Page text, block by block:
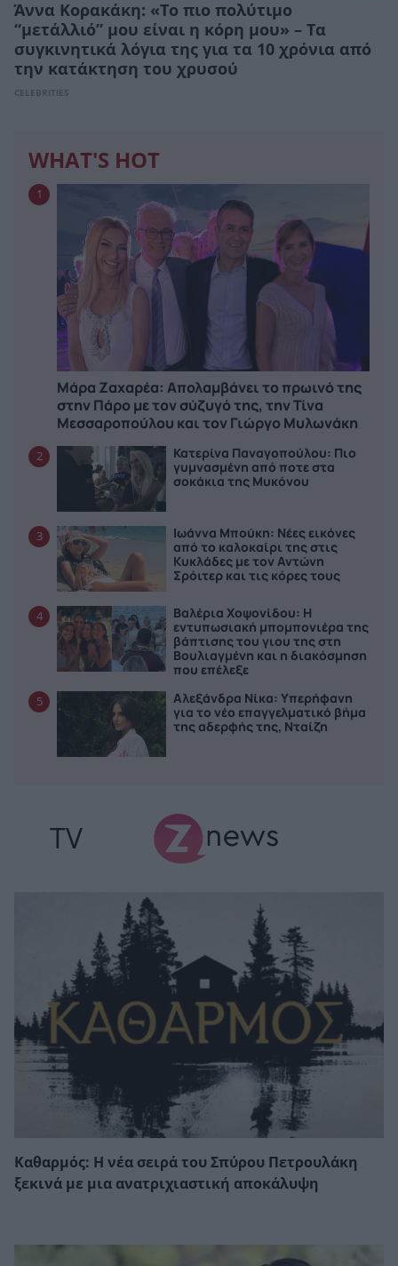
Άννα Κορακάκη: «Το πιο πολύτιμο
“μετάλλιό” μου είναι η κόρη μου» – Τα
συγκινητικά λόγια της για τα 10 χρόνια από
την κατάκτηση του χρυσού
CELEBRITIES
WHAT'S HOT
1
Μάρα Ζαχαρέα: Απολαμβάνει το πρωινό της
στην Πάρο με τον σύζυγό της, την Τίνα
Μεσσαροπούλου και τον Γιώργο Μυλωνάκη
2
Κατερίνα Παναγοπούλου: Πιο
γυμνασμένη από ποτε στα
σοκάκια της Μυκόνου
3
Ιωάννα Μπούκη: Νέες εικόνες
από το καλοκαίρι της στις
Κυκλάδες με τον Αντώνη
Σρόιτερ και τις κόρες τους
4
Βαλέρια Χοψονίδου: Η
εντυπωσιακή μπομπονιέρα της
βάπτισης του γιου της στη
Βουλιαγμένη και η διακόσμηση
που επέλεξε
5
Αλεξάνδρα Νίκα: Υπερήφανη
για το νέο επαγγελματικό βήμα
της αδερφής της, Νταίζη
TV
Καθαρμός: Η νέα σειρά του Σπύρου Πετρουλάκη
ξεκινά με μια ανατριχιαστική αποκάλυψη